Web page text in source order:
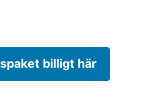
billigt här